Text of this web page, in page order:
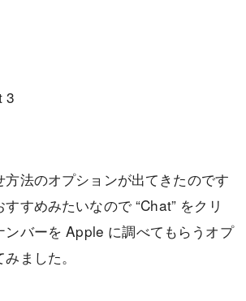
法のオプションが出てきたのです
すめみたいなので “Chat” をクリ
ンバーを Apple に調べてもらうオプ
ました。